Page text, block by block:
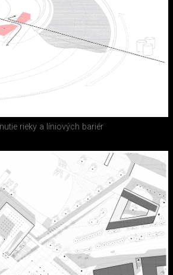
rieky a líniových bariér